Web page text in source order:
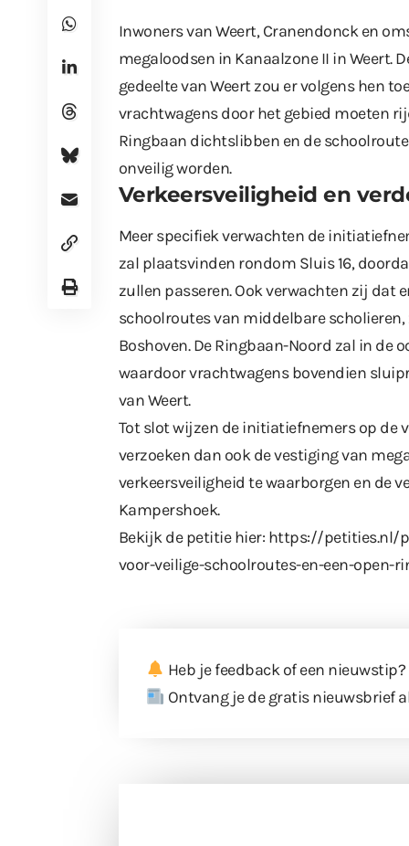
Inwoners van Weert, Cranendonck en
megaloodsen in Kanaalzone II in Weert.
gedeelte van Weert zou er volgens hen
vrachtwagens door het gebied moeten
Ringbaan dichtslibben en de
onveilig worden.
Verkeersveiligheid en
Meer specifiek verwachten de
zal plaatsvinden rondom Sluis 16,
zullen passeren. Ook verwachten zij dat
schoolroutes van middelbare
Boshoven. De Ringbaan-Noord zal in
waardoor vrachtwagens bovendien
van Weert.
Tot slot wijzen de initiatiefnemers op de
verzoeken dan ook de vestiging van
verkeersveiligheid te waarborgen en de
Kampershoek.
Bekijk de petitie hier: https://petities.nl/
voor-veilige-schoolroutes-en-een-open-
Heb je feedback of een nieuwstip?
Ontvang je de gratis nieuwsbrief